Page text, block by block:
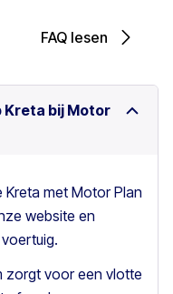
FAQ lesen
Kreta bij Motor
met Motor Plan
website en
zorgt voor een vlotte